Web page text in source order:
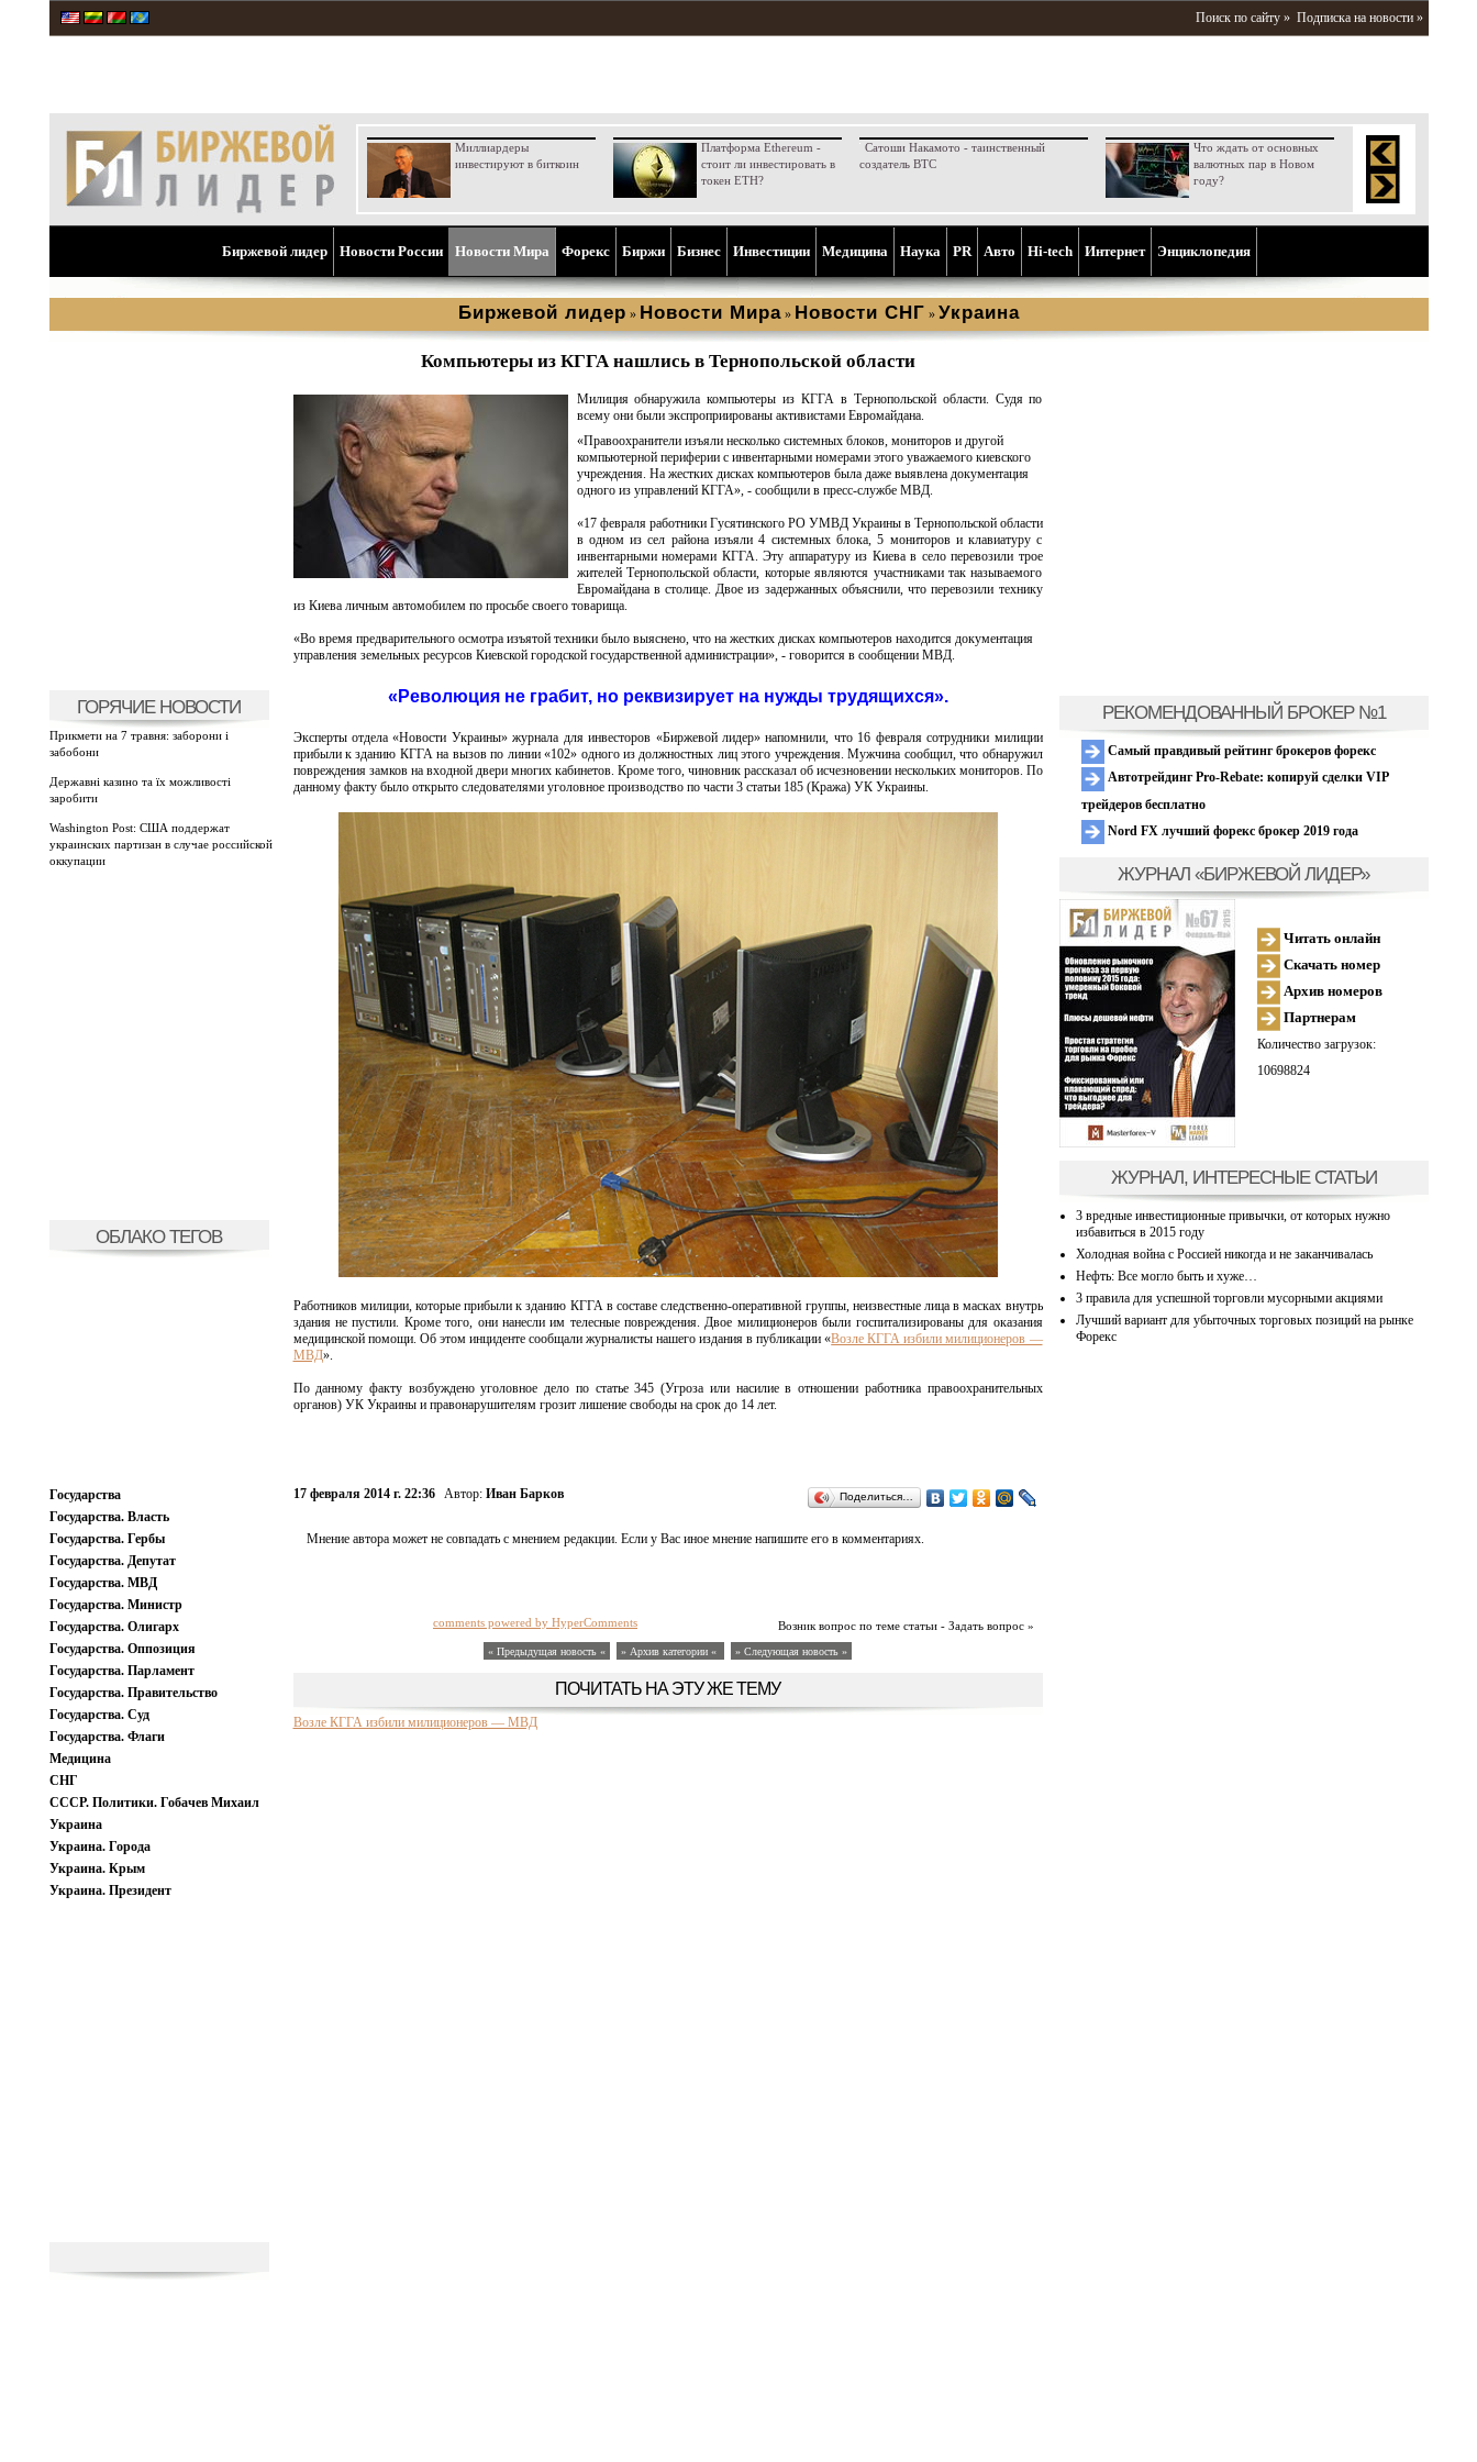
Поиск по сайту » Подписка на новости »
Миллиардеры
инвестируют в биткоин
Платформа Ethereum -
стоит ли инвестировать в
токен ETH?
Сатоши Накамото - таинственный
создатель BTC
Что ждать от основных
валютных пар в Новом
году?
Биржевой лидер Новости России Новости Мира Форекс Биржи Бизнес Инвестиции Медицина Наука PR Aвто Hi-tech Интернет Энциклопедия
Биржевой лидер » Новости Мира » Новости СНГ » Украина
ГОРЯЧИЕ НОВОСТИ
Прикмети на 7 травня: заборони і
забобони
Державні казино та їх можливості
заробити
Washington Post: США поддержат
украинских партизан в случае российской
оккупации
ОБЛАКО ТЕГОВ
Государства
Государства. Власть
Государства. Гербы
Государства. Депутат
Государства. МВД
Государства. Министр
Государства. Олигарх
Государства. Оппозиция
Государства. Парламент
Государства. Правительство
Государства. Суд
Государства. Флаги
Медицина
СНГ
СССР. Политики. Гобачев Михаил
Украина
Украина. Города
Украина. Крым
Украина. Президент
Компьютеры из КГГА нашлись в Тернопольской области
Милиция обнаружила компьютеры из КГГА в Тернопольской области. Судя по
всему они были экспроприированы активистами Евромайдана.
«Правоохранители изъяли несколько системных блоков, мониторов и другой
компьютерной периферии с инвентарными номерами этого уважаемого киевского
учреждения. На жестких дисках компьютеров была даже выявлена документация
одного из управлений КГГА», - сообщили в пресс-службе МВД.
«17 февраля работники Гусятинского РО УМВД Украины в Тернопольской области
в одном из сел района изъяли 4 системных блока, 5 мониторов и клавиатуру с
инвентарными номерами КГГА. Эту аппаратуру из Киева в село перевозили трое
жителей Тернопольской области, которые являются участниками так называемого
Евромайдана в столице. Двое из задержанных объяснили, что перевозили технику
из Киева личным автомобилем по просьбе своего товарища.
«Во время предварительного осмотра изъятой техники было выяснено, что на жестких дисках компьютеров находится документация
управления земельных ресурсов Киевской городской государственной администрации», - говорится в сообщении МВД.
«Революция не грабит, но реквизирует на нужды трудящихся».
Эксперты отдела «Новости Украины» журнала для инвесторов «Биржевой лидер» напомнили, что 16 февраля сотрудники милиции
прибыли к зданию КГГА на вызов по линии «102» одного из должностных лиц этого учреждения. Мужчина сообщил, что обнаружил
повреждения замков на входной двери многих кабинетов. Кроме того, чиновник рассказал об исчезновении нескольких мониторов. По
данному факту было открыто следователями уголовное производство по части 3 статьи 185 (Кража) УК Украины.
Работников милиции, которые прибыли к зданию КГГА в составе следственно-оперативной группы, неизвестные лица в масках внутрь
здания не пустили. Кроме того, они нанесли им телесные повреждения. Двое милиционеров были госпитализированы для оказания
медицинской помощи. Об этом инциденте сообщали журналисты нашего издания в публикации «Возле КГГА избили милиционеров —
МВД».
По данному факту возбуждено уголовное дело по статье 345 (Угроза или насилие в отношении работника правоохранительных
органов) УК Украины и правонарушителям грозит лишение свободы на срок до 14 лет.
17 февраля 2014 г. 22:36 Автор: Иван Барков Поделиться…
Мнение автора может не совпадать с мнением редакции. Если у Вас иное мнение напишите его в комментариях.
Возник вопрос по теме статьи - Задать вопрос »
comments powered by HyperComments
« Предыдущая новость « » Архив категории « » Следующая новость »
ПОЧИТАТЬ НА ЭТУ ЖЕ ТЕМУ
Возле КГГА избили милиционеров — МВД
РЕКОМЕНДОВАННЫЙ БРОКЕР №1
Самый правдивый рейтинг брокеров форекс
Автотрейдинг Pro-Rebate: копируй сделки VIP
трейдеров бесплатно
Nord FX лучший форекс брокер 2019 года
ЖУРНАЛ «БИРЖЕВОЙ ЛИДЕР»
Читать онлайн
Скачать номер
Архив номеров
Партнерам
Количество загрузок:
10698824
ЖУРНАЛ, ИНТЕРЕСНЫЕ СТАТЬИ
3 вредные инвестиционные привычки, от которых нужно
избавиться в 2015 году
Холодная война с Россией никогда и не заканчивалась
Нефть: Все могло быть и хуже…
3 правила для успешной торговли мусорными акциями
Лучший вариант для убыточных торговых позиций на рынке
Форекс